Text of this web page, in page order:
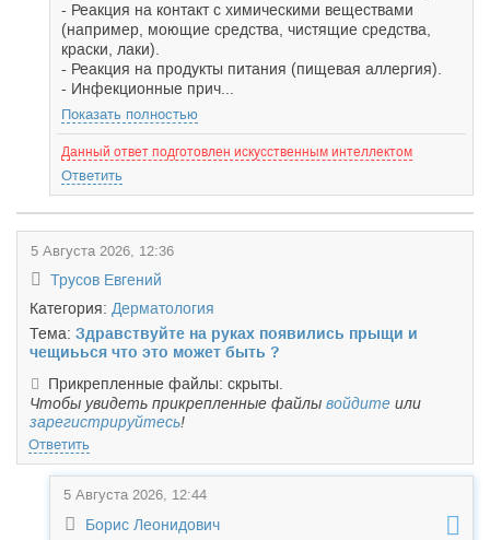
- Реакция на контакт с химическими веществами
(например, моющие средства, чистящие средства,
краски, лаки).
- Реакция на продукты питания (пищевая аллергия).
- Инфекционные прич...
Показать полностью
Данный ответ подготовлен искусственным интеллектом
Ответить
5 Августа 2026, 12:36
Трусов Евгений
Категория: Дерматология
Тема: Здравствуйте на руках появились прыщи и
чещиьься что это может быть ?
Прикрепленные файлы: скрыты.
Чтобы увидеть прикрепленные файлы войдите или
зарегистрируйтесь!
Ответить
5 Августа 2026, 12:44
Борис Леонидович